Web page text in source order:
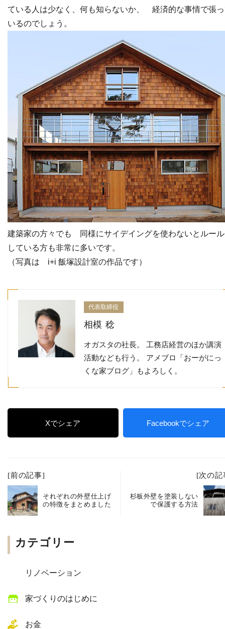
ている人は少なく、何も知らないか、 経済的な事情で張
いるのでしょう。
建築家の方々でも 同様にサイデイングを使わないとルー
している方も非常に多いです。
（写真は i+i 飯塚設計室の作品です）
代表取締役
相模 稔
オガスタの社長。 工務店経営のほか講演
活動なども行う。 アメブロ「おーがにっ
くな家ブログ」もよろしく。
Xでシェア Facebookでシェア
[前の記事]
それぞれの外壁仕上げ
の特徴をまとめました
[次の記
杉板外壁を塗装しない
で保護する方法
カテゴリー
リノベーション
家づくりのはじめに
お金